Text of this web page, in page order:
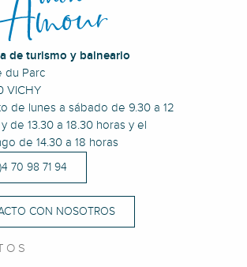
de turismo y balneario
du Parc
VICHY
de lunes a sábado de 9.30 a 12
de 13.30 a 18.30 horas y el
de 14.30 a 18 horas
70 98 71 94
CON NOSOTROS